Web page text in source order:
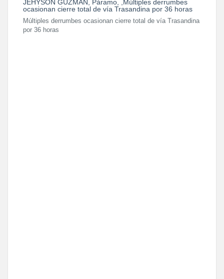
Múltiples derrumbes ocasionan cierre total de vía Trasandina
por 36 horas